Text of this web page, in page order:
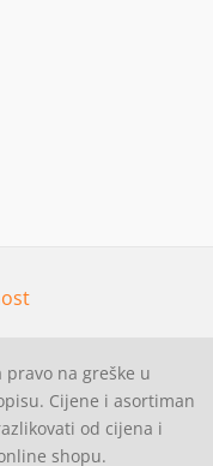
na greške u
Cijene i asortiman
od cijena i
shopu.